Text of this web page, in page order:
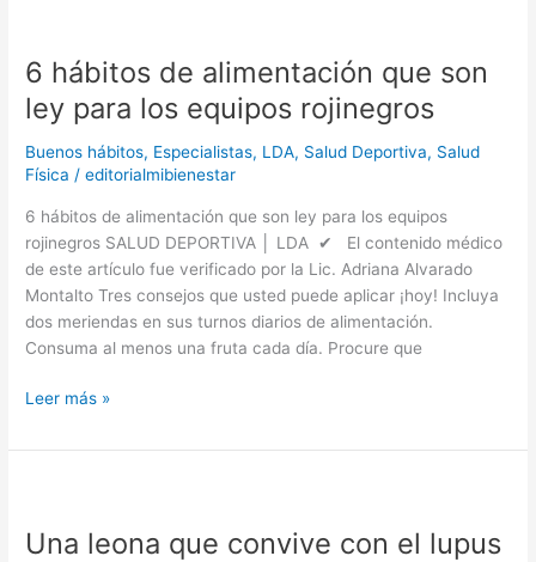
6 hábitos de alimentación que son
ley para los equipos rojinegros
Buenos hábitos, Especialistas, LDA, Salud Deportiva, Salud
Física /editorialmibienestar
6 hábitos de alimentación que son ley para los equipos
rojinegros SALUD DEPORTIVA │ LDA ✔ El contenido médico
de este artículo fue verificado por la Lic. Adriana Alvarado
Montalto Tres consejos que usted puede aplicar ¡hoy! Incluya
dos meriendas en sus turnos diarios de alimentación.
Consuma al menos una fruta cada día. Procure que
de
alimentación
que
son
ley
los
equipos
rojinegros
Leer más »
Una leona que convive con el lupus
que